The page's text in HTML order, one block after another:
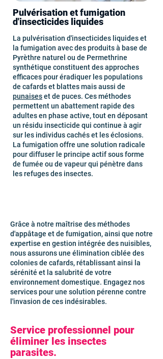
Pulvérisation et fumigation
d'insecticides liquides
La pulvérisation d'insecticides liquides et
la fumigation avec des produits à base de
Pyrèthre naturel ou de Permethrine
synthétique constituent des approches
efficaces pour éradiquer les populations
de cafards et blattes mais aussi de
punaiseset de puces. Ces méthodes
permettent un abattement rapide des
adultes en phase active, tout en déposant
un résidu insecticide qui continue à agir
sur les individus cachés et les éclosions.
La fumigation offre une solution radicale
pour diffuser le principe actif sous forme
de fumée ou de vapeur qui pénètre dans
les refuges des insectes.
Grâce à notre maîtrise des méthodes
d'appâtage et de fumigation, ainsi que notre
expertise en gestion intégrée des nuisibles,
nous assurons une élimination ciblée des
colonies de cafards, rétablissant ainsi la
sérénité et la salubrité de votre
environnement domestique. Engagez nos
services pour une solution pérenne contre
l'invasion de ces indésirables.
Service professionnel pour
éliminer les insectes
parasites.